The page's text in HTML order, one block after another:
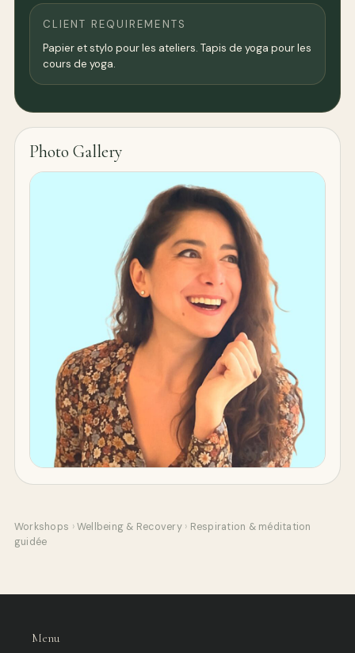
CLIENT REQUIREMENTS
Papier et stylo pour les ateliers. Tapis de yoga pour les
cours de yoga.
Photo Gallery
Workshops › Wellbeing & Recovery › Respiration & méditation
guidée
Menu